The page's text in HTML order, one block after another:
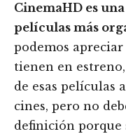
CinemaHD es
películas más
podemos
tienen en
de esas películas
cines, pero no
definición porque